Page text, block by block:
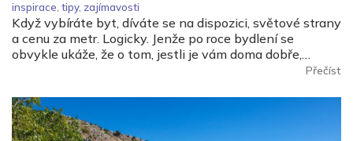
inspirace, tipy, zajímavosti
Když vybíráte byt, díváte se na dispozici, světové strany
a cenu za metr. Logicky. Jenže po roce bydlení se
obvykle ukáže, že o tom, jestli je vám doma dobře,
Přečíst